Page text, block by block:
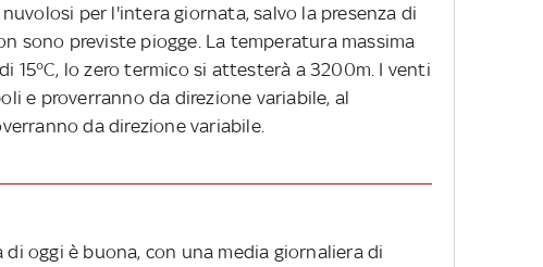
per l'intera giornata, salvo la presenza di
sono previste piogge. La temperatura massima
15°C, lo zero termico si attesterà a 3200m. I venti
e proverranno da direzione variabile, al
da direzione variabile.
oggi è buona, con una media giornaliera di